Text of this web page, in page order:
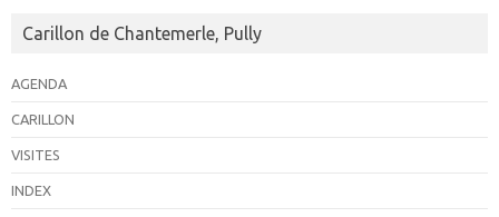
Carillon de Chantemerle, Pully
AGENDA
CARILLON
VISITES
INDEX